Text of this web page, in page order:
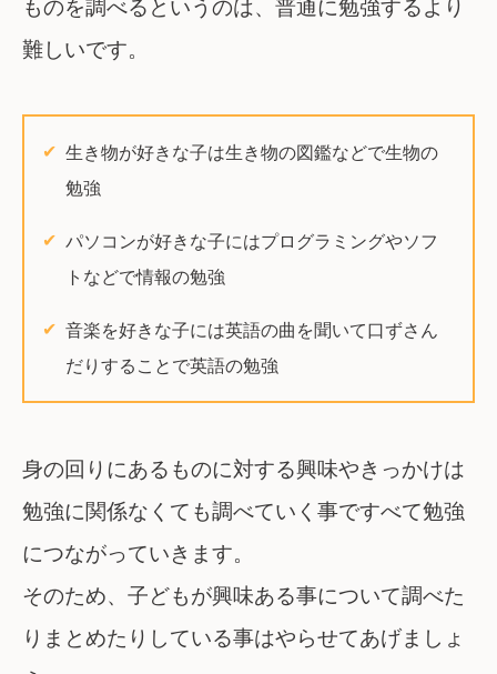
ものを調べるというのは、普通に勉強するより
難しいです。
生き物が好きな子は生き物の図鑑などで生物の
勉強
パソコンが好きな子にはプログラミングやソフ
トなどで情報の勉強
音楽を好きな子には英語の曲を聞いて口ずさん
だりすることで英語の勉強
身の回りにあるものに対する興味やきっかけは
勉強に関係なくても調べていく事ですべて勉強
につながっていきます。
そのため、子どもが興味ある事について調べた
りまとめたりしている事はやらせてあげましょ